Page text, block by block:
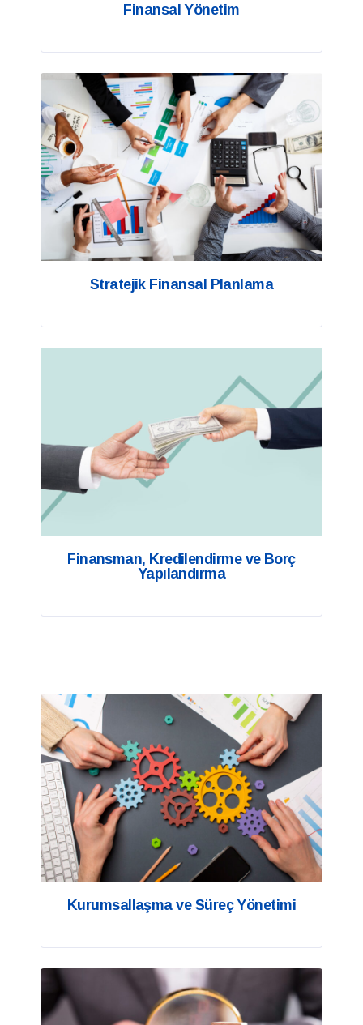
Finansal Yönetim
Stratejik Finansal Planlama
Finansman, Kredilendirme ve Borç
Yapılandırma
Kurumsallaşma ve Süreç Yönetimi